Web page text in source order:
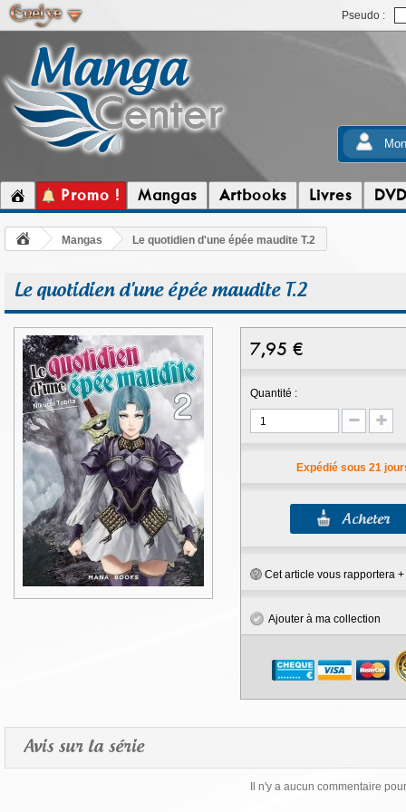
Pseudo :
Promo ! Mangas Artbooks Livres DVD
Mangas Le quotidien d'une épée maudite T.2
Le quotidien d'une épée maudite T.2
7,95 €
Quantité :
Expédié sous 21
Cet article vous rapportera +
Ajouter à ma collection
Avis sur la série
Il n'y a aucun commentaire